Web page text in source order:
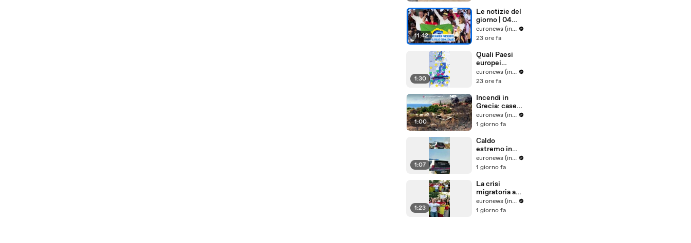
le fiamme
spinte dal
vento
11:42
Le notizie del
giorno | 04
agosto 2026 -
Pomeridiane
euronews (in Italiano)
23 ore fa
1:30
Quali Paesi
europei
sostengono
maggiorment
dell'Ucraina
all'Ue?
euronews (in Italiano)
23 ore fa
1:00
Incendi in
Grecia: case
distrutte e
auto bruciate
Germeno
euronews (in Italiano)
1 giorno fa
1:07
Caldo
estremo in
Europa
meridionale:
fumi tossici in
Spagna,
Francia ferma
reattori
euronews (in Italiano)
1 giorno fa
1:23
La crisi
migratoria a
Ceuta porta la
tensione in
euronews (in Italiano)
1 giorno fa